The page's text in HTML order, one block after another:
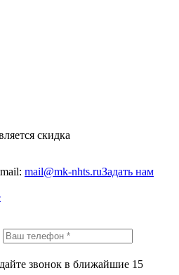
скидка
mail@mk-nhts.ruЗадать нам
звонок в ближайшие 15